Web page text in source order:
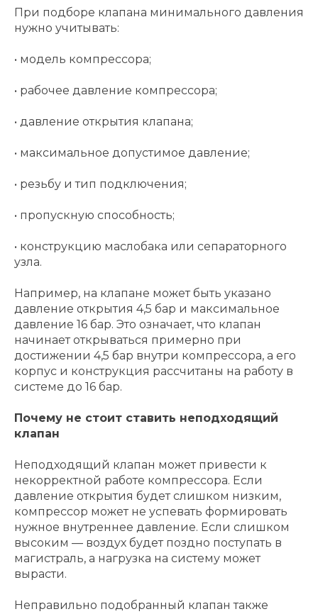
При подборе клапана минимального давления
нужно учитывать:
• модель компрессора;
• рабочее давление компрессора;
• давление открытия клапана;
• максимальное допустимое давление;
• резьбу и тип подключения;
• пропускную способность;
• конструкцию маслобака или сепараторного
узла.
Например, на клапане может быть указано
давление открытия 4,5 бар и максимальное
давление 16 бар. Это означает, что клапан
начинает открываться примерно при
достижении 4,5 бар внутри компрессора, а его
корпус и конструкция рассчитаны на работу в
системе до 16 бар.
Почему не стоит ставить неподходящий
клапан
Неподходящий клапан может привести к
некорректной работе компрессора. Если
давление открытия будет слишком низким,
компрессор может не успевать формировать
нужное внутреннее давление. Если слишком
высоким — воздух будет поздно поступать в
магистраль, а нагрузка на систему может
вырасти.
Неправильно подобранный клапан также